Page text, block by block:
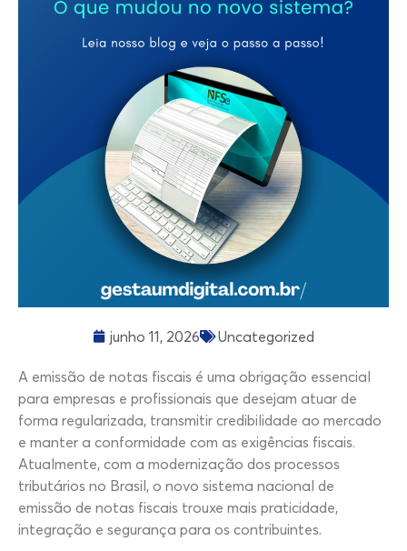
junho 11, 2026 Uncategorized
A emissão de notas fiscais é uma obrigação essencial
para empresas e profissionais que desejam atuar de
forma regularizada, transmitir credibilidade ao mercado
e manter a conformidade com as exigências fiscais.
Atualmente, com a modernização dos processos
tributários no Brasil, o novo sistema nacional de
emissão de notas fiscais trouxe mais praticidade,
integração e segurança para os contribuintes.